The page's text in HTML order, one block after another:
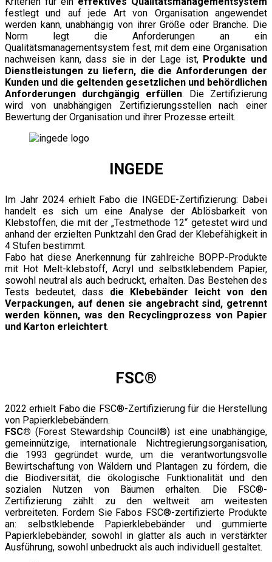
festlegt und auf jede Art von Organisation angewendet
werden kann, unabhängig von ihrer Größe oder Branche. Die
Norm legt die Anforderungen an ein
Qualitätsmanagementsystem fest, mit dem eine Organisation
nachweisen kann, dass sie in der Lage ist, Produkte und
Dienstleistungen zu liefern, die die Anforderungen der
Kunden und die geltenden gesetzlichen und behördlichen
Anforderungen durchgängig erfüllen. Die Zertifizierung
wird von unabhängigen Zertifizierungsstellen nach einer
Bewertung der Organisation und ihrer Prozesse erteilt.
INGEDE
Im Jahr 2024 erhielt Fabo die INGEDE-Zertifizierung: Dabei
handelt es sich um eine Analyse der Ablösbarkeit von
Klebstoffen, die mit der „Testmethode 12“ getestet wird und
anhand der erzielten Punktzahl den Grad der Klebefähigkeit in
4 Stufen bestimmt.
Fabo hat diese Anerkennung für zahlreiche BOPP-Produkte
mit Hot Melt-klebstoff, Acryl und selbstklebendem Papier,
sowohl neutral als auch bedruckt, erhalten. Das Bestehen des
Tests bedeutet, dass die Klebebänder leicht von den
Verpackungen, auf denen sie angebracht sind, getrennt
werden können, was den Recyclingprozess von Papier
und Karton erleichtert.
FSC®
2022 erhielt Fabo die FSC®-Zertifizierung für die Herstellung
von Papierklebebändern.
FSC® (Forest Stewardship Council®) ist eine unabhängige,
gemeinnützige, internationale Nichtregierungsorganisation,
die 1993 gegründet wurde, um die verantwortungsvolle
Bewirtschaftung von Wäldern und Plantagen zu fördern, die
die Biodiversität, die ökologische Funktionalität und den
sozialen Nutzen von Bäumen erhalten. Die FSC®-
Zertifizierung zählt zu den weltweit am weitesten
verbreiteten. Fordern Sie Fabos FSC®-zertifizierte Produkte
an: selbstklebende Papierklebebänder und gummierte
Papierklebebänder, sowohl in glatter als auch in verstärkter
Ausführung, sowohl unbedruckt als auch individuell gestaltet.